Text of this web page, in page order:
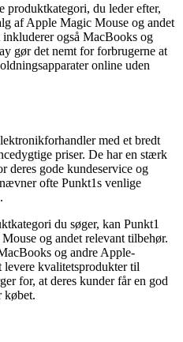
produktkategori, du leder efter,
af Apple Magic Mouse og andet
også MacBooks og
gør det nemt for forbrugerne at
online uden
med et bredt
priser. De har en stærk
deres gode kundeservice og
ofte Punkt1s venlige
du søger, kan Punkt1
og andet relevant tilbehør.
og andre Apple-
levere kvalitetsprodukter til
for, at deres kunder får en god
købet.